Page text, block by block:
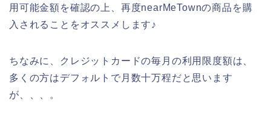
用可能金額を確認の上、再度nearMeTownの商品を購
入されることをオススメします♪
ちなみに、クレジットカードの毎月の利用限度額は、
多くの方はデフォルトで月数十万程だと思います
が、、、。